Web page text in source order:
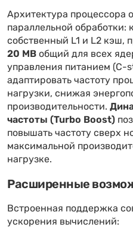
Архитектура процессора
параллельной
собственный L1 и L2 кэш,
20 MBобщий для всех
управления питанием (C-
адаптировать частоту
нагрузки, снижая
производительности.
частоты (Turbo Boost)
повышать частоту сверх
максимальной
нагрузке.
Расширенные
Встроенная поддержка
ускорения вычислений: